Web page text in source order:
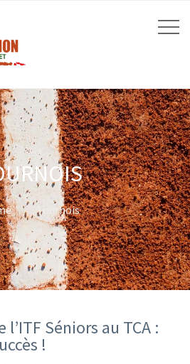
Tournois
Séniors au TCA :
!